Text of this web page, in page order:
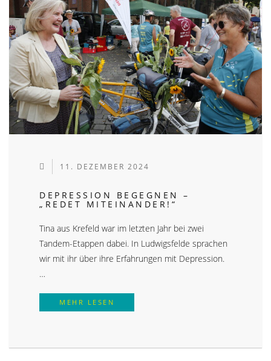
11. DEZEMBER 2024
DEPRESSION BEGEGNEN –
„REDET MITEINANDER!“
Tina aus Krefeld war im letzten Jahr bei zwei
Tandem-Etappen dabei. In Ludwigsfelde sprachen
wir mit ihr über ihre Erfahrungen mit Depression.
…
MEHR LESEN